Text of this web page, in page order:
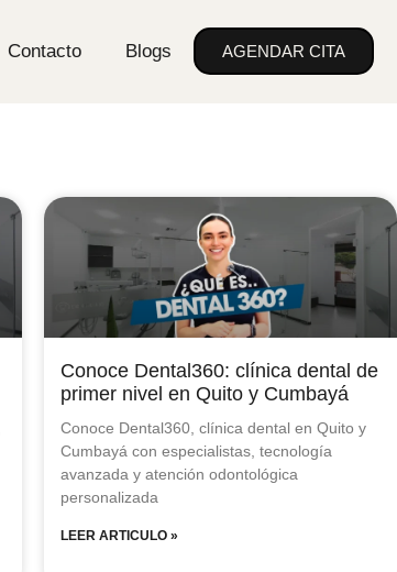
Contacto Blogs AGENDAR CITA
Conoce Dental360: clínica dental de
primer nivel en Quito y Cumbayá
Conoce Dental360, clínica dental en Quito y
Cumbayá con especialistas, tecnología
avanzada y atención odontológica
personalizada
LEER ARTICULO »